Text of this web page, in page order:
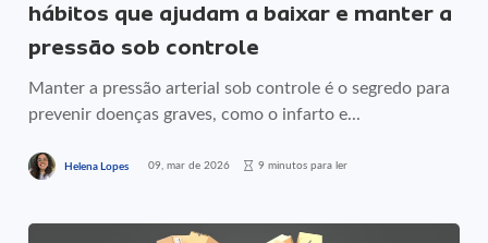
hábitos que ajudam a baixar e manter a
pressão sob controle
Manter a pressão arterial sob controle é o segredo para
prevenir doenças graves, como o infarto e...
Helena Lopes 09, mar de 2026 9 minutos para ler